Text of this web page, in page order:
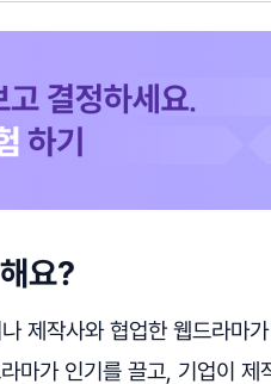
요?
제작사와 협업한 웹드라마
마가 인기를 끌고, 기업이 제